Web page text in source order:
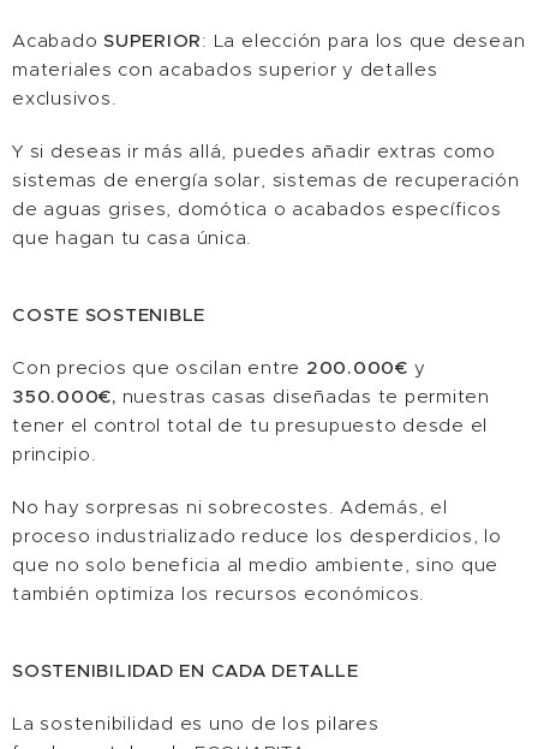
AcabadoSUPERIOR: La elección para los que desean
materiales con acabados superior y detalles
exclusivos.
Y si deseas ir más allá, puedes añadir extras como
sistemas de energía solar, sistemas de recuperación
de aguas grises, domótica o acabados específicos
que hagan tu casa única.
COSTE SOSTENIBLE
Con precios que oscilan entre 200.000€ y
350.000€, nuestras casas diseñadas te permiten
tener el control total de tu presupuesto desde el
principio.
No hay sorpresas ni sobrecostes. Además, el
proceso industrializado reduce los desperdicios, lo
que no solo beneficia al medio ambiente, sino que
también optimiza los recursos económicos.
SOSTENIBILIDAD EN CADA DETALLE
La sostenibilidad es uno de los pilares